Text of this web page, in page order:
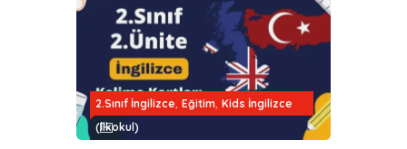
2.Sınıf İngilizce, Eğitim, Kids İngilizce
(İlkokul)